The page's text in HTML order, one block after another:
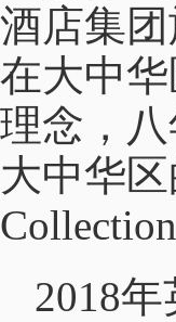
酒店集
在大中
理念，
大中华
2018